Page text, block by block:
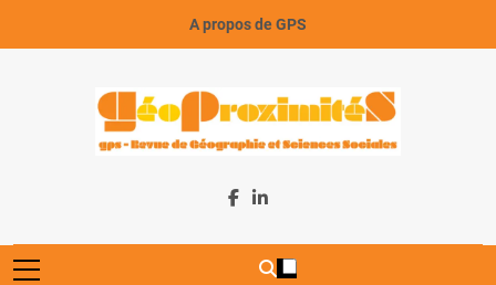
A propos de GPS
GeoProximiteS